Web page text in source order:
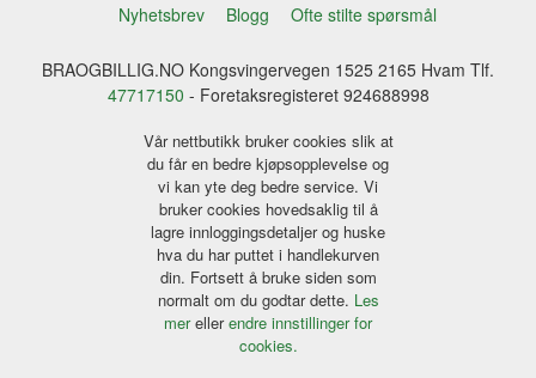
Nyhetsbrev
Blogg Ofte stilte spørsmål
BRAOGBILLIG.NO Kongsvingervegen 1525 2165 Hvam Tlf.
47717150 - Foretaksregisteret 924688998
Vår nettbutikk bruker cookies slik at
du får en bedre kjøpsopplevelse og
vi kan yte deg bedre service. Vi
bruker cookies hovedsaklig til å
lagre innloggingsdetaljer og huske
hva du har puttet i handlekurven
din. Fortsett å bruke siden som
normalt om du godtar dette. Les
merellerendre innstillinger for
cookies.